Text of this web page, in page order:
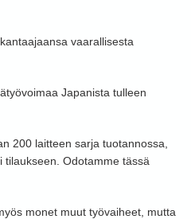
vaarallisesta
Japanista tulleen
200 laitteen sarja tuotannossa,
tilaukseen. Odotamme tässä
monet muut työvaiheet, mutta